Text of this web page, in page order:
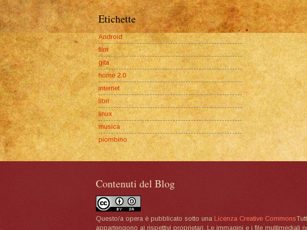
Etichette
Android
film
gita
home 2.0
internet
libri
linux
musica
piombino
Contenuti del Blog
Questo/a opera è pubblicato sotto una Licenza Creative Commons
appartengono ai rispettivi proprietari. Le immagini e i file